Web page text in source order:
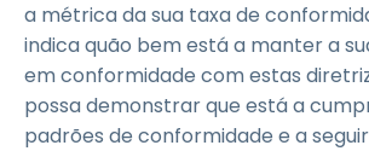
a métrica da sua taxa de
indica quão bem está a manter a
em conformidade com estas
possa demonstrar que está a
padrões de conformidade e a